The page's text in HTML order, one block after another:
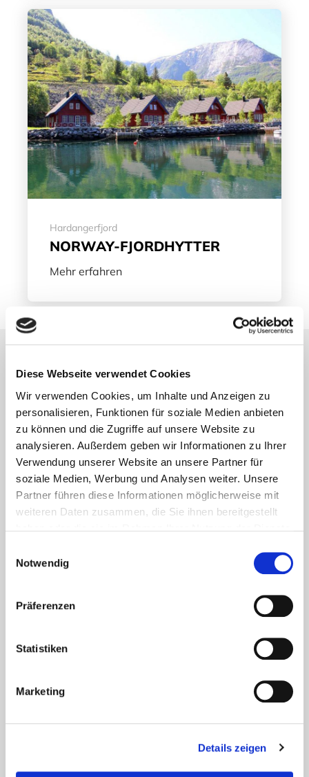
Diese Webseite verwendet Cookies
Wir verwenden Cookies, um Inhalte und Anzeigen zu
personalisieren, Funktionen für soziale Medien anbieten
zu können und die Zugriffe auf unsere Website zu
analysieren. Außerdem geben wir Informationen zu Ihrer
Verwendung unserer Website an unsere Partner für
soziale Medien, Werbung und Analysen weiter. Unsere
Partner führen diese Informationen möglicherweise mit
weiteren Daten zusammen, die Sie ihnen bereitgestellt
Notwendig
Präferenzen
Statistiken
Marketing
Details zeigen
Hardangerfjord
NORWAY-FJORDHYTTER
Mehr erfahren
Unterkünfte nach
KATEGORIEN
Nordnorwegen